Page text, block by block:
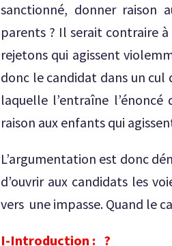
sanctionné, donner raison
parents ? Il serait contraire
rejetons qui agissent
donc le candidat dans un cul
laquelle l’entraîne
raison aux enfants qui
L’argumentation est donc
d’ouvrir aux candidats les
vers une impasse. Quand le
I-Introduction : ?